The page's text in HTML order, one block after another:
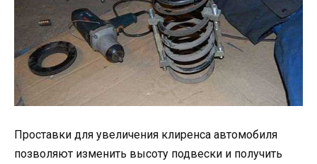
Проставки для увеличения клиренса автомобиля
позволяют изменить высоту подвески и получить